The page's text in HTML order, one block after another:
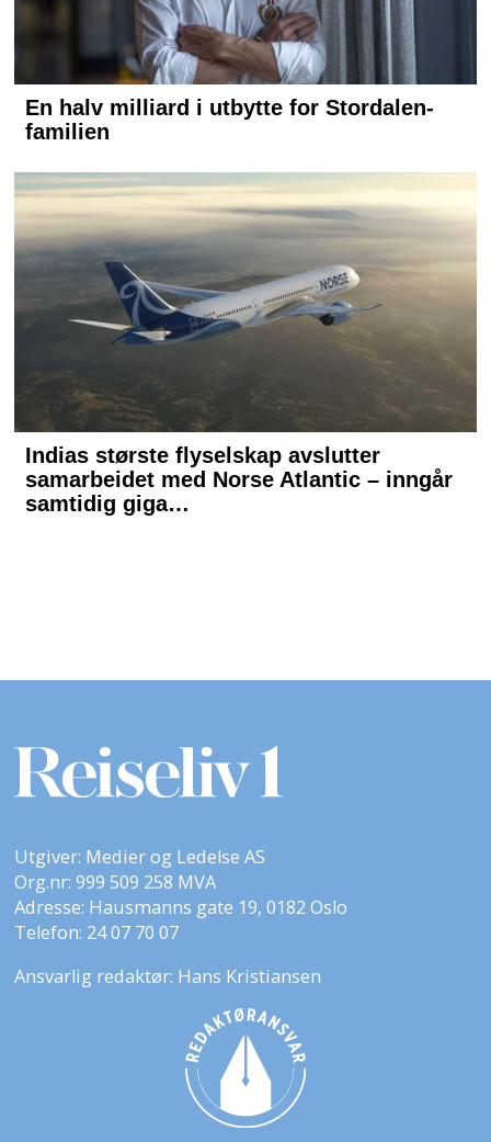
Utgiver: Medier og Ledelse AS
Org.nr: 999 509 258 MVA
Adresse: Hausmanns gate 19, 0182 Oslo
Telefon: 24 07 70 07
Ansvarlig redaktør: Hans Kristiansen